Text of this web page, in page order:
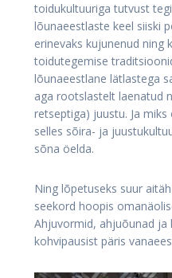
toidukultuuriga tutvust
lõunaeestlaste keel siiski
erinevaks kujunenud ning
toidutegemise
lõunaeestlane lätlastega
aga rootslastelt laenatud
retseptiga) juustu. Ja
selles sõira- ja
sõna öelda.
Ning lõpetuseks suur
seekord hoopis
Ahjuvormid, ahjuõunad ja
kohvipausist päris